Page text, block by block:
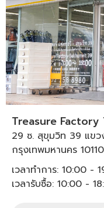
Treasure Factory
29 ซ. สุขุมวิท 39 แข
กรุงเทพมหานคร 10110
เวลาทำการ: 10:00 -
เวลารับซื้อ: 10:00 -